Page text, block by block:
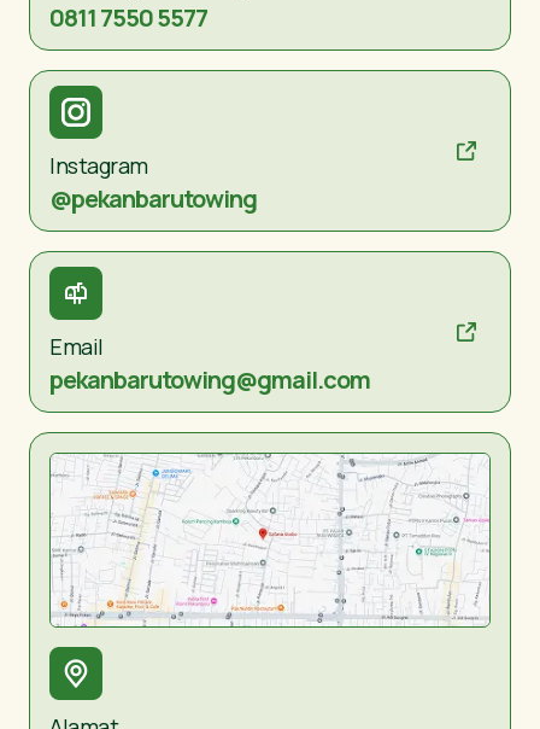
0811 7550 5577
Instagram
@pekanbarutowing
Email
pekanbarutowing@gmail.com